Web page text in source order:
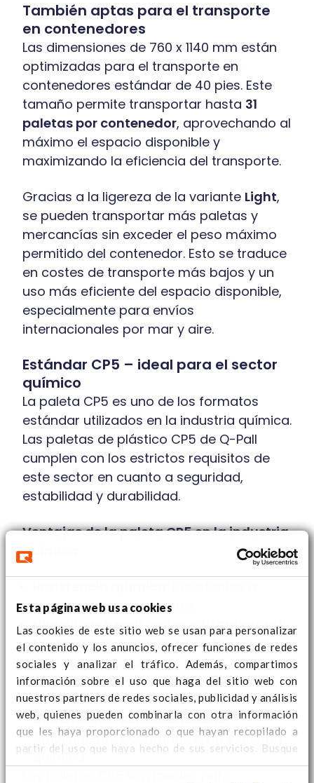
Esta página web usa cookies
Las cookies de este sitio web se usan para personalizar
el contenido y los anuncios, ofrecer funciones de redes
sociales y analizar el tráfico. Además, compartimos
información sobre el uso que haga del sitio web con
nuestros partners de redes sociales, publicidad y análisis
web, quienes pueden combinarla con otra información
que les haya proporcionado o que hayan recopilado a
partir del uso que haya hecho de sus servicios. Busque
aquíinformación adicional sobre cookies y para cambiar
También aptas para el transporte
en contenedores
Las dimensiones de 760 x 1140 mm están
optimizadas para el transporte en
contenedores estándar de 40 pies. Este
tamaño permite transportar hasta 31
paletas por contenedor, aprovechando al
máximo el espacio disponible y
maximizando la eficiencia del transporte.
Gracias a la ligereza de la variante Light,
se pueden transportar más paletas y
mercancías sin exceder el peso máximo
permitido del contenedor. Esto se traduce
en costes de transporte más bajos y un
uso más eficiente del espacio disponible,
especialmente para envíos
internacionales por mar y aire.
Estándar CP5 – ideal para el sector
químico
La paleta CP5 es uno de los formatos
estándar utilizados en la industria química.
Las paletas de plástico CP5 de Q-Pall
cumplen con los estrictos requisitos de
este sector en cuanto a seguridad,
estabilidad y durabilidad.
Ventajas de la paleta CP5 en la industria
química:
ácidos, bases y solventes.
Higiénicas y resistentes a la humedad:
No absorben humedad, son fáciles de
limpiar y no desarrollan moho.
Seguras:Sin clavos, astillas ni piezas
sueltas.
Dimensiones estandarizadas:
Ampliamente aceptadas en la industria
química.